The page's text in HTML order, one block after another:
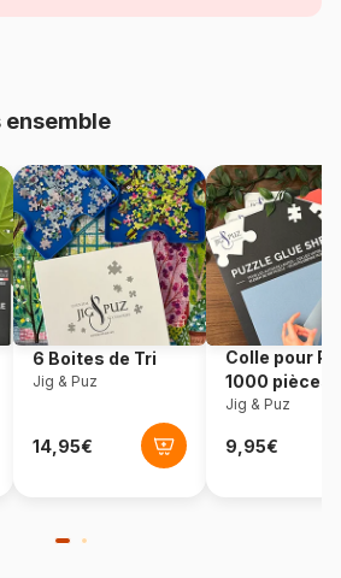
Allemagne
Heye-25475
4001689254759
2000 pièces
69 x 0 x 97 cm
Boîte triangulaire
ensemble
6 Boites de Tri
Jig & Puz
Colle pour
1000 pièces
Jig & Puz